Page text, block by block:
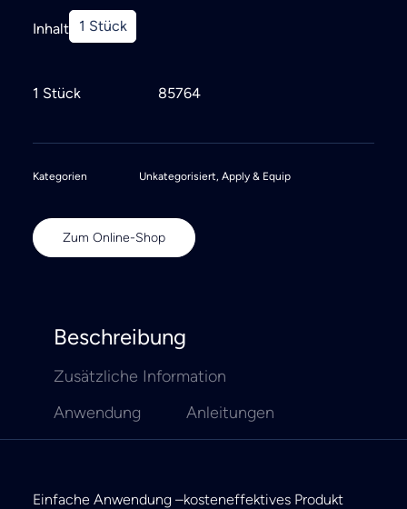
Inhalt 1 Stück
1 Stück 85764
Kategorien Unkategorisiert, Apply & Equip
Zum Online-Shop
Beschreibung
Zusätzliche Information
Anwendung
Anleitungen
Einfache Anwendung –kosteneffektives Produkt